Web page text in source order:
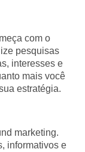
com o
pesquisas
interesses e
mais você
estratégia.
marketing.
informativos e